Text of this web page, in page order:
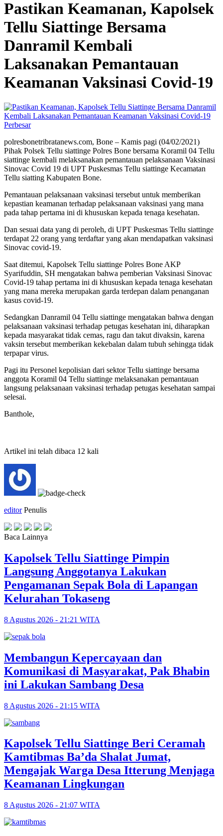
Pastikan Keamanan, Kapolsek
Tellu Siattinge Bersama
Danramil Kembali
Laksanakan Pemantauan
Keamanan Vaksinasi Covid-19
Perbesar
polresbonetribratanews.com, Bone – Kamis pagi (04/02/2021)
Pihak Polsek Tellu siattinge Polres Bone bersama Koramil 04 Tellu
siattinge kembali melaksanakan pemantauan pelaksanaan Vaksinasi
Sinovac Covid 19 di UPT Puskesmas Tellu siattinge Kecamatan
Tellu siatting Kabupaten Bone.
Pemantauan pelaksanaan vaksinasi tersebut untuk memberikan
kepastian keamanan terhadap pelaksanaan vaksinasi yang mana
pada tahap pertama ini di khususkan kepada tenaga kesehatan.
Dan sesuai data yang di peroleh, di UPT Puskesmas Tellu siattinge
terdapat 22 orang yang terdaftar yang akan mendapatkan vaksinasi
Sinovac covid-19.
Saat ditemui, Kapolsek Tellu siattinge Polres Bone AKP
Syarifuddin, SH mengatakan bahwa pemberian Vaksinasi Sinovac
Covid-19 tahap pertama ini di khususkan kepada tenaga kesehatan
yang mana mereka merupakan garda terdepan dalam penanganan
kasus covid-19.
Sedangkan Danramil 04 Tellu siattinge mengatakan bahwa dengan
pelaksanaan vaksinasi terhadap petugas kesehatan ini, diharapkan
kepada masyarakat tidak cemas, ragu dan takut divaksin, karena
vaksin tersebut memberikan kekebalan dalam tubuh sehingga tidak
terpapar virus.
Pagi itu Personel kepolisian dari sektor Tellu siattinge bersama
anggota Koramil 04 Tellu siattinge melaksanakan pemantauan
langsung pelaksanaan vaksinasi terhadap petugas kesehatan sampai
selesai.
Banthole,
Artikel ini telah dibaca 12 kali
editor Penulis
Baca Lainnya
Kapolsek Tellu Siattinge Pimpin
Langsung Anggotanya Lakukan
Pengamanan Sepak Bola di Lapangan
Kelurahan Tokaseng
8 Agustus 2026 - 21:21 WITA
Membangun Kepercayaan dan
Komunikasi di Masyarakat, Pak Bhabin
ini Lakukan Sambang Desa
8 Agustus 2026 - 21:15 WITA
Kapolsek Tellu Siattinge Beri Ceramah
Kamtibmas Ba’da Shalat Jumat,
Mengajak Warga Desa Itterung Menjaga
Keamanan Lingkungan
8 Agustus 2026 - 21:07 WITA